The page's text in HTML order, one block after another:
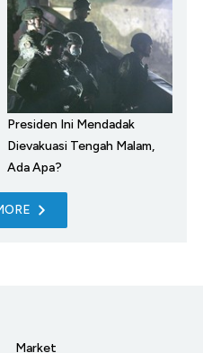
Presiden Ini Mendadak
Dievakuasi Tengah Malam,
Ada Apa?
Market